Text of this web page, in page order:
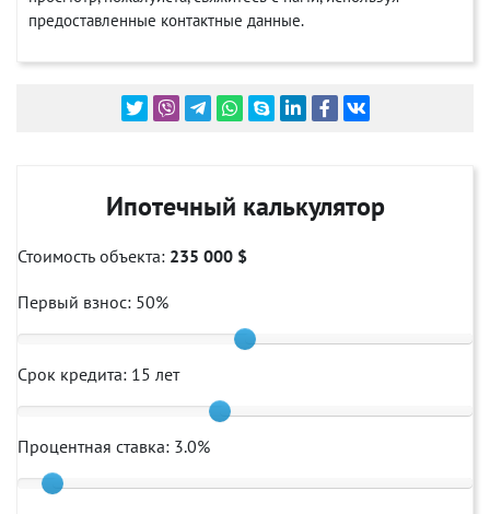
предоставленные контактные данные.
Ипотечный калькулятор
Стоимость объекта: 235 000 $
Первый взнос: 50%
Срок кредита: 15 лет
Процентная ставка: 3.0%